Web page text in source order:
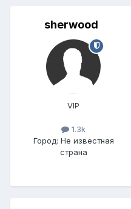
sherwood
VIP
1.3k
Город: Не известная
страна